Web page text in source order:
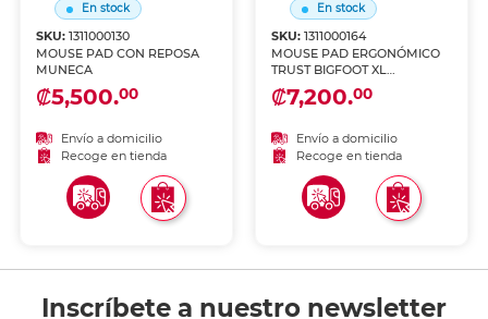
En stock
SKU:1311000130
MOUSE PAD CON REPOSA
MUNECA
₡5,500.00
Envío a domicilio
Recoge en tienda
En stock
SKU: 1311000164
MOUSE PAD ERGONÓMICO
TRUST BIGFOOT XL
ANTIDESLIZANTE Y
ESPACIOSO NEGRO
₡7,200.00
Envío a domicilio
Recoge en tienda
Inscríbete a nuestro newsletter